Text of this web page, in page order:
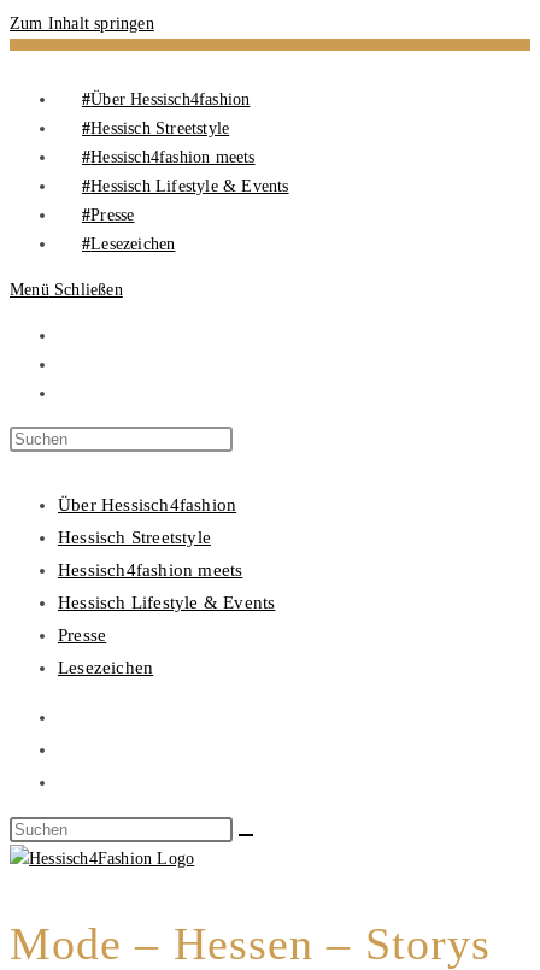
Zum Inhalt springen
Über Hessisch4fashion
Hessisch Streetstyle
Hessisch4fashion meets
Hessisch Lifestyle & Events
Presse
Lesezeichen
Menü Schließen
Über Hessisch4fashion
Hessisch Streetstyle
Hessisch4fashion meets
Hessisch Lifestyle & Events
Presse
Lesezeichen
Mode – Hessen – Storys